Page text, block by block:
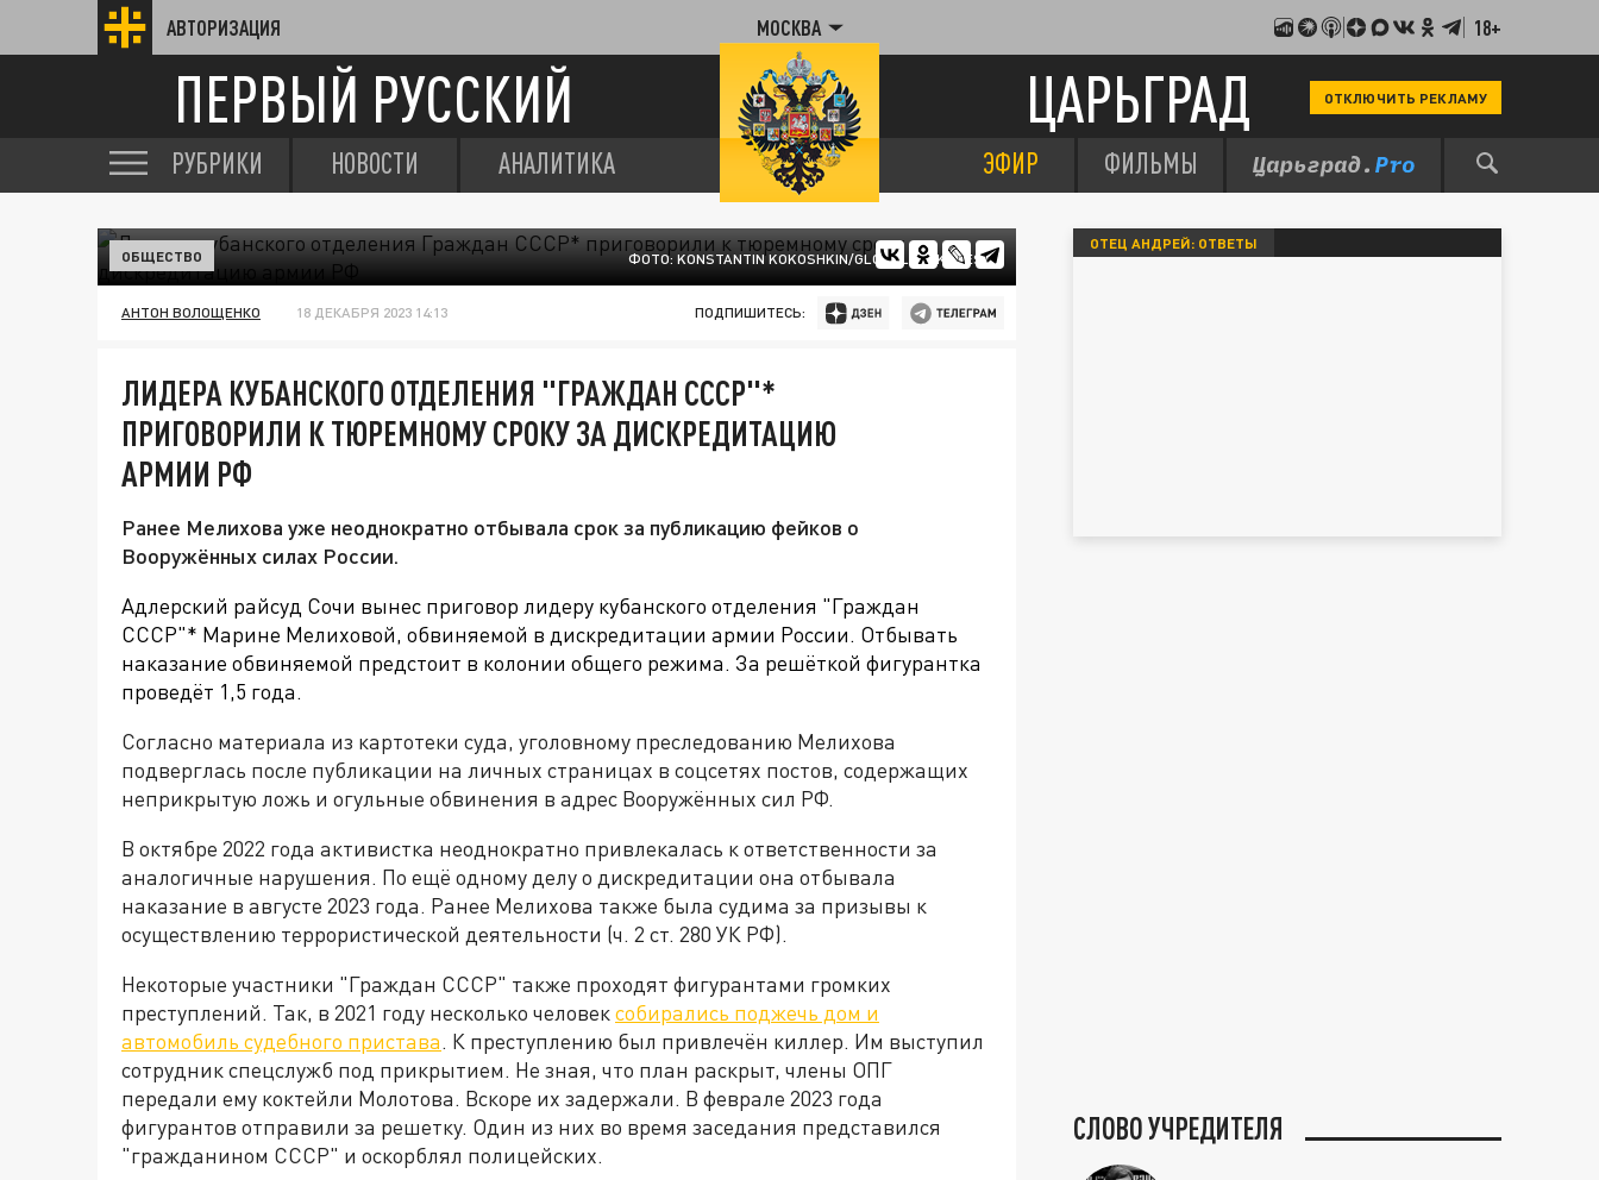
АВТОРИЗАЦИЯ МОСКВА 18+
ПЕРВЫЙ РУССКИЙ ЦАРЬГРАД ОТКЛЮЧИТЬ РЕКЛАМУ
РУБРИКИ НОВОСТИ АНАЛИТИКА ЭФИР ФИЛЬМЫ
ФОТО: KONSTANTIN KOKOSHKIN/GLOBALLOOKPRESS
ОБЩЕСТВО
АНТОН ВОЛОЩЕНКО 18 ДЕКАБРЯ 2023 14:13 ПОДПИШИТЕСЬ:
ЛИДЕРА КУБАНСКОГО ОТДЕЛЕНИЯ "ГРАЖДАН СССР"*
ПРИГОВОРИЛИ К ТЮРЕМНОМУ СРОКУ ЗА ДИСКРЕДИТАЦИЮ
АРМИИ РФ
Ранее Мелихова уже неоднократно отбывала срок за публикацию фейков о
Вооружённых силах России.
Адлерский райсуд Сочи вынес приговор лидеру кубанского отделения "Граждан
СССР"* Марине Мелиховой, обвиняемой в дискредитации армии России. Отбывать
наказание обвиняемой предстоит в колонии общего режима. За решёткой фигурантка
проведёт 1,5 года.
Согласно материала из картотеки суда, уголовному преследованию Мелихова
подверглась после публикации на личных страницах в соцсетях постов, содержащих
неприкрытую ложь и огульные обвинения в адрес Вооружённых сил РФ.
В октябре 2022 года активистка неоднократно привлекалась к ответственности за
аналогичные нарушения. По ещё одному делу о дискредитации она отбывала
наказание в августе 2023 года. Ранее Мелихова также была судима за призывы к
осуществлению террористической деятельности (ч. 2 ст. 280 УК РФ).
Некоторые участники "Граждан СССР" также проходят фигурантами громких
преступлений. Так, в 2021 году несколько человексобирались поджечь дом и
автомобиль судебного пристава. К преступлению был привлечён киллер. Им выступил
сотрудник спецслужб под прикрытием. Не зная, что план раскрыт, члены ОПГ
передали ему коктейли Молотова. Вскоре их задержали. В феврале 2023 года
фигурантов отправили за решетку. Один из них во время заседания представился
"гражданином СССР" и оскорблял полицейских.
ОТЕЦ АНДРЕЙ: ОТВЕТЫ
СЛОВО УЧРЕДИТЕЛЯ